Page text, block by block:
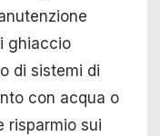
ghiaccio
di sistemi di
con acqua o
risparmio sui